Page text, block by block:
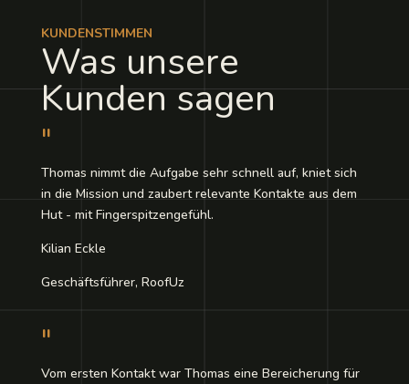
KUNDENSTIMMEN
Was unsere
Kunden sagen
"
Thomas nimmt die Aufgabe sehr schnell auf, kniet sich
in die Mission und zaubert relevante Kontakte aus dem
Hut - mit Fingerspitzengefühl.
Kilian Eckle
Geschäftsführer, RoofUz
"
Vom ersten Kontakt war Thomas eine Bereicherung für